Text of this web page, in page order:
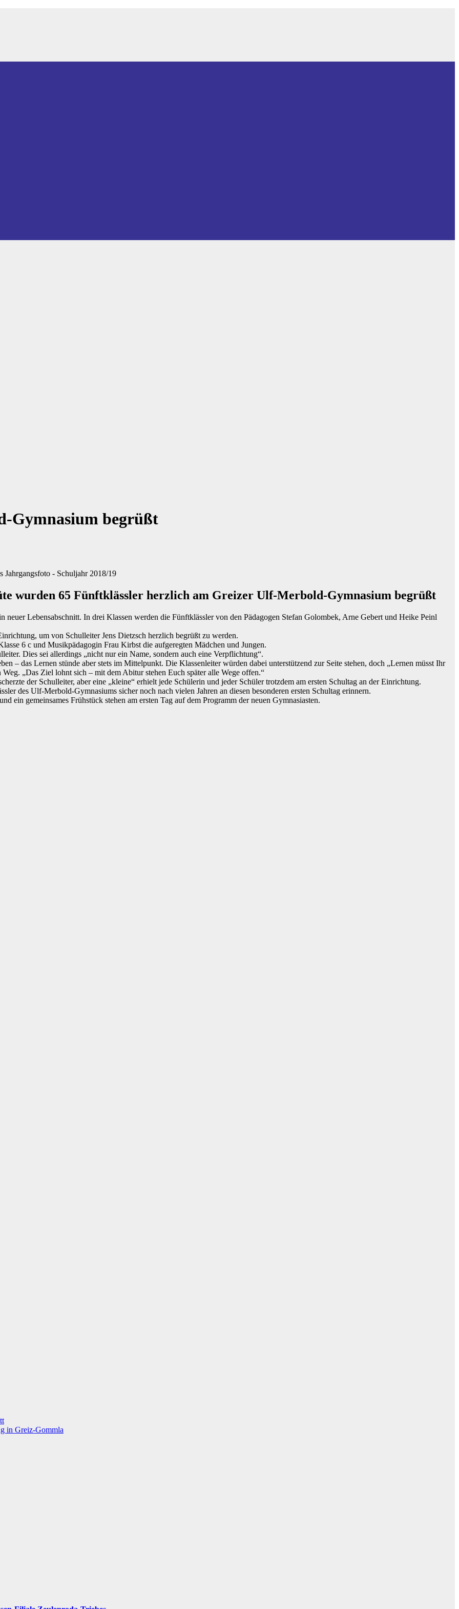
Gymnasium begrüßt
Jahrgangsfoto - Schuljahr 2018/19
wurden 65 Fünftklässler herzlich am Greizer Ulf-Merbold-Gymnasium begrüßt
Lebensabschnitt. In drei Klassen werden die Fünftklässler von den Pädagogen Stefan Golombek, Arne Gebert und Heike Peinl
um von Schulleiter Jens Dietzsch herzlich begrüßt zu werden.
6 c und Musikpädagogin Frau Kirbst die aufgeregten Mädchen und Jungen.
Dies sei allerdings „nicht nur ein Name, sondern auch eine Verpflichtung“.
– das Lernen stünde aber stets im Mittelpunkt. Die Klassenleiter würden dabei unterstützend zur Seite stehen, doch „Lernen müsst Ihr
„Das Ziel lohnt sich – mit dem Abitur stehen Euch später alle Wege offen.“
der Schulleiter, aber eine „kleine“ erhielt jede Schülerin und jeder Schüler trotzdem am ersten Schultag an der Einrichtung.
des Ulf-Merbold-Gymnasiums sicher noch nach vielen Jahren an diesen besonderen ersten Schultag erinnern.
ein gemeinsames Frühstück stehen am ersten Tag auf dem Programm der neuen Gymnasiasten.
in Greiz-Gommla